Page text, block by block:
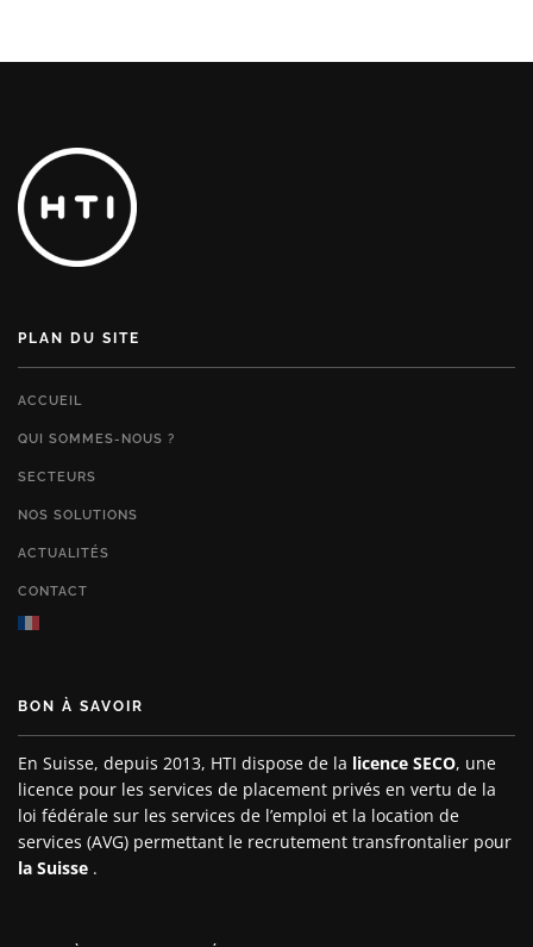
PLAN DU SITE
ACCUEIL
QUI SOMMES-NOUS ?
SECTEURS
NOS SOLUTIONS
ACTUALITÉS
CONTACT
BON À SAVOIR
En Suisse, depuis 2013, HTI dispose de la licence SECO, une
licence pour les services de placement privés en vertu de la
loi fédérale sur les services de l’emploi et la location de
services (AVG) permettant le recrutement transfrontalier pour
la Suisse .